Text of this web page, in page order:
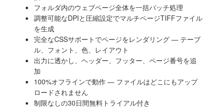
フォルダ内のウェブページ全体を一括バッチ処理
調整可能なDPIと圧縮設定でマルチページTIFFファイル
を生成
完全なCSSサポートでページをレンダリング — テーブ
ル、フォント、色、レイアウト
出力に透かし、ヘッダー、フッター、ページ番号を追
加
100%オフラインで動作 — ファイルはどこにもアップ
ロードされません
制限なしの30日間無料トライアル付き